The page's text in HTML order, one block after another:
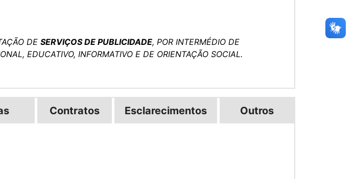
DE SERVIÇOS DE PUBLICIDADE, POR INTERMÉDIO DE
EDUCATIVO, INFORMATIVO E DE ORIENTAÇÃO SOCIAL.
Contratos Esclarecimentos Outros